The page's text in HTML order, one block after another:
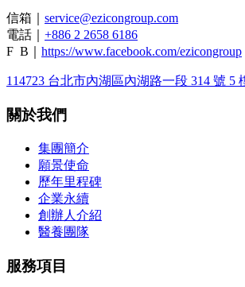
信箱｜ service@ezicongroup.com
電話｜ +886 2 2658 6186
F B｜ https://www.facebook.com/ezicongroup
114723 台北市內湖區內湖路一段 314 號 5
關於我們
集團簡介
願景使命
歷年里程碑
企業永續
創辦人介紹
醫養團隊
服務項目